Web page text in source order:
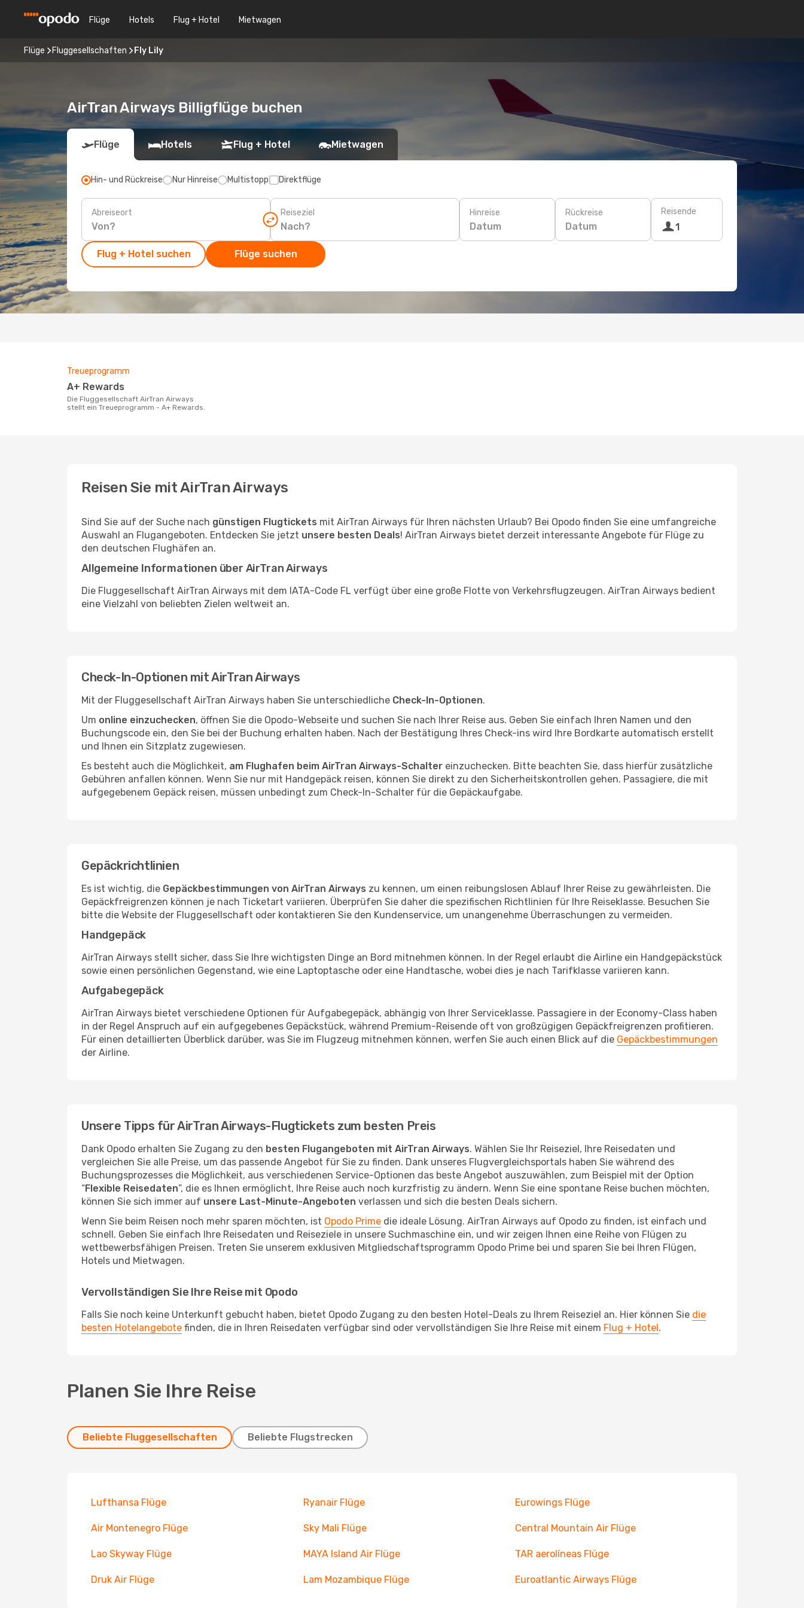
Flüge Hotels Flug + Hotel Mietwagen
Flüge Fluggesellschaften Fly Lily
AirTran Airways Billigflüge buchen
Flüge Hotels Flug + Hotel Mietwagen
Hin- und Rückreise Nur Hinreise Multistopp Direktflüge
Abreiseort Reiseziel Hinreise
Datum
Rückreise
Datum
Reisende
1
Flug + Hotel suchen Flüge suchen
Treueprogramm
A+ Rewards
Die Fluggesellschaft AirTran Airways
stellt ein Treueprogramm - A+ Rewards.
Reisen Sie mit AirTran Airways
Sind Sie auf der Suche nach günstigen Flugtickets mit AirTran Airways für Ihren nächsten Urlaub? Bei Opodo finden Sie eine umfangreiche
Auswahl an Flugangeboten. Entdecken Sie jetzt unsere besten Deals! AirTran Airways bietet derzeit interessante Angebote für Flüge zu
den deutschen Flughäfen an.
Allgemeine Informationen über AirTran Airways
Die Fluggesellschaft AirTran Airways mit dem IATA-Code FL verfügt über eine große Flotte von Verkehrsflugzeugen. AirTran Airways bedient
eine Vielzahl von beliebten Zielen weltweit an.
Check-In-Optionen mit AirTran Airways
Mit der Fluggesellschaft AirTran Airways haben Sie unterschiedliche Check-In-Optionen.
Um online einzuchecken, öffnen Sie die Opodo-Webseite und suchen Sie nach Ihrer Reise aus. Geben Sie einfach Ihren Namen und den
Buchungscode ein, den Sie bei der Buchung erhalten haben. Nach der Bestätigung Ihres Check-ins wird Ihre Bordkarte automatisch erstellt
und Ihnen ein Sitzplatz zugewiesen.
Es besteht auch die Möglichkeit, am Flughafen beim AirTran Airways-Schalter einzuchecken. Bitte beachten Sie, dass hierfür zusätzliche
Gebühren anfallen können. Wenn Sie nur mit Handgepäck reisen, können Sie direkt zu den Sicherheitskontrollen gehen. Passagiere, die mit
aufgegebenem Gepäck reisen, müssen unbedingt zum Check-In-Schalter für die Gepäckaufgabe.
Gepäckrichtlinien
Es ist wichtig, die Gepäckbestimmungen von AirTran Airways zu kennen, um einen reibungslosen Ablauf Ihrer Reise zu gewährleisten. Die
Gepäckfreigrenzen können je nach Ticketart variieren. Überprüfen Sie daher die spezifischen Richtlinien für Ihre Reiseklasse. Besuchen Sie
bitte die Website der Fluggesellschaft oder kontaktieren Sie den Kundenservice, um unangenehme Überraschungen zu vermeiden.
Handgepäck
AirTran Airways stellt sicher, dass Sie Ihre wichtigsten Dinge an Bord mitnehmen können. In der Regel erlaubt die Airline ein Handgepäckstück
sowie einen persönlichen Gegenstand, wie eine Laptoptasche oder eine Handtasche, wobei dies je nach Tarifklasse variieren kann.
Aufgabegepäck
AirTran Airways bietet verschiedene Optionen für Aufgabegepäck, abhängig von Ihrer Serviceklasse. Passagiere in der Economy-Class haben
in der Regel Anspruch auf ein aufgegebenes Gepäckstück, während Premium-Reisende oft von großzügigen Gepäckfreigrenzen profitieren.
Für einen detaillierten Überblick darüber, was Sie im Flugzeug mitnehmen können, werfen Sie auch einen Blick auf die Gepäckbestimmungen
der Airline.
Unsere Tipps für AirTran Airways-Flugtickets zum besten Preis
Dank Opodo erhalten Sie Zugang zu den besten Flugangeboten mit AirTran Airways. Wählen Sie Ihr Reiseziel, Ihre Reisedaten und
vergleichen Sie alle Preise, um das passende Angebot für Sie zu finden. Dank unseres Flugvergleichsportals haben Sie während des
Buchungsprozesses die Möglichkeit, aus verschiedenen Service-Optionen das beste Angebot auszuwählen, zum Beispiel mit der Option
“Flexible Reisedaten”, die es Ihnen ermöglicht, Ihre Reise auch noch kurzfristig zu ändern. Wenn Sie eine spontane Reise buchen möchten,
können Sie sich immer auf unsere Last-Minute-Angeboten verlassen und sich die besten Deals sichern.
Wenn Sie beim Reisen noch mehr sparen möchten, ist Opodo Prime die ideale Lösung. AirTran Airways auf Opodo zu finden, ist einfach und
schnell. Geben Sie einfach Ihre Reisedaten und Reiseziele in unsere Suchmaschine ein, und wir zeigen Ihnen eine Reihe von Flügen zu
wettbewerbsfähigen Preisen. Treten Sie unserem exklusiven Mitgliedschaftsprogramm Opodo Prime bei und sparen Sie bei Ihren Flügen,
Hotels und Mietwagen.
Vervollständigen Sie Ihre Reise mit Opodo
Falls Sie noch keine Unterkunft gebucht haben, bietet Opodo Zugang zu den besten Hotel-Deals zu Ihrem Reiseziel an. Hier können Sie die
besten Hotelangebote finden, die in Ihren Reisedaten verfügbar sind oder vervollständigen Sie Ihre Reise mit einem Flug + Hotel.
Planen Sie Ihre Reise
Beliebte Fluggesellschaften Beliebte Flugstrecken
Lufthansa Flüge Ryanair Flüge Eurowings Flüge
Air Montenegro Flüge Sky Mali Flüge Central Mountain Air Flüge
Lao Skyway Flüge MAYA Island Air Flüge TAR aerolíneas Flüge
Druk Air Flüge Lam Mozambique Flüge Euroatlantic Airways Flüge